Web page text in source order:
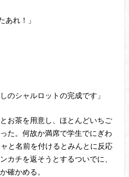
あれ！」
のシャルロットの完成です」
お茶を用意し、ほとんどいちご
た。何故か満席で学生でにぎわ
と名前を付けるとみんとに反応
カチを返そうとするついでに、
確かめる。